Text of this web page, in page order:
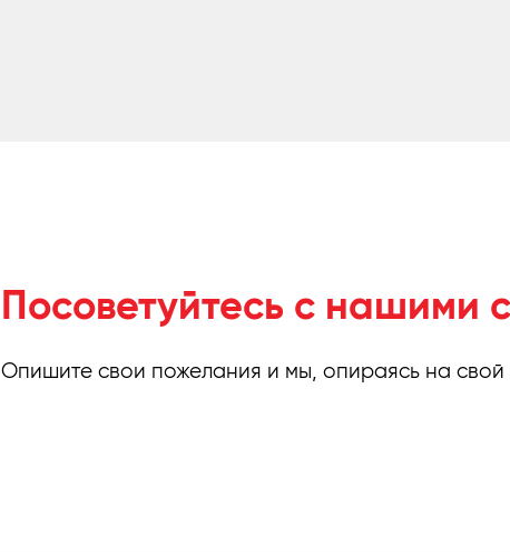
Посоветуйтесь с нашими
Опишите свои пожелания и мы, опираясь на